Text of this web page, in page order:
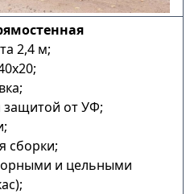
2,4 м;
защитой от УФ;
сборки;
и цельными